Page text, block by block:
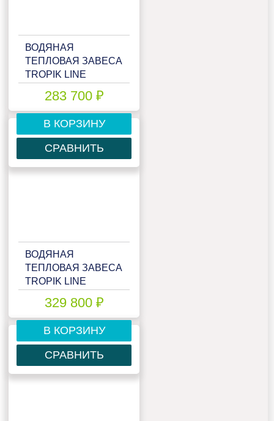
ВОДЯНАЯ
ТЕПЛОВАЯ ЗАВЕСА
TROPIK LINE
TECHNO
283 700 ₽
В КОРЗИНУ
СРАВНИТЬ
ВОДЯНАЯ
ТЕПЛОВАЯ ЗАВЕСА
TROPIK LINE
329 800 ₽
В КОРЗИНУ
СРАВНИТЬ